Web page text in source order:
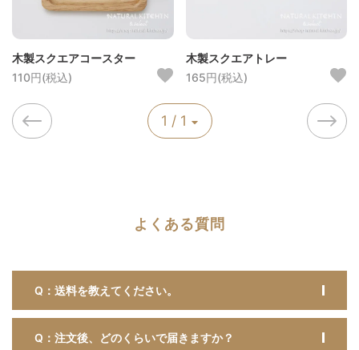
木製スクエアコースター
110円(税込)
木製スクエアトレー
165円(税込)
1 / 1
よくある質問
Q：送料を教えてください。
Q：注文後、どのくらいで届きますか？